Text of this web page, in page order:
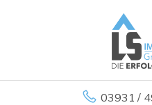
03931 /